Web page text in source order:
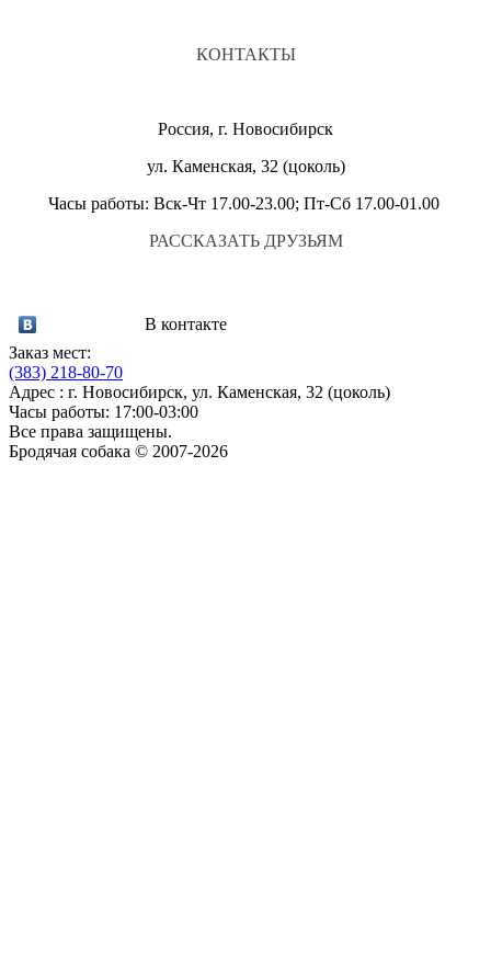
КОНТАКТЫ
Россия, г. Новосибирск
ул. Каменская, 32 (цоколь)
Часы работы: Вск-Чт 17.00-23.00; Пт-Сб 17.00-01.00
РАССКАЗАТЬ ДРУЗЬЯМ
В контакте
Заказ мест:
(383) 218-80-70
Адрес : г. Новосибирск, ул. Каменская, 32 (цоколь)
Часы работы: 17:00-03:00
Все права защищены.
Бродячая собака © 2007-2026